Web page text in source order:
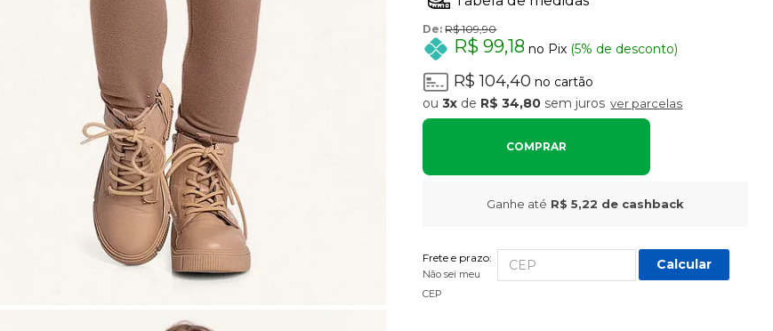
De:R$ 109,90
R$ 99,18 no Pix (5% de desconto)
R$ 104,40 no cartão
3x de R$ 34,80 sem juros ver parcelas
COMPRAR
Ganhe até R$ 5,22 de cashback
Frete e prazo:
Não sei meu
CEP
Calcular